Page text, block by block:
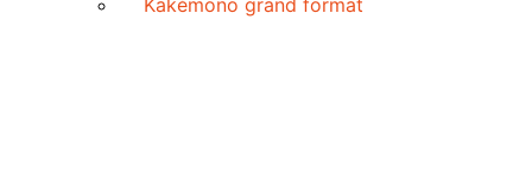
Kakémono grand format